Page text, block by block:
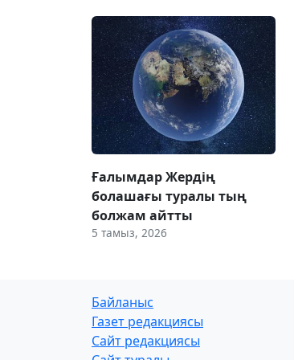
Ғалымдар Жердің
болашағы туралы тың
болжам айтты
5 тамыз, 2026
Байланыс
Газет редакциясы
Сайт редакциясы